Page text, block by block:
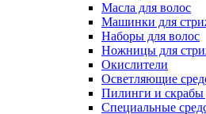
Масла для волос
Машинки для
Наборы для волос
Ножницы для
Окислители
Осветляющие
Пилинги и
Специальные